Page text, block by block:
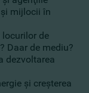
mijlocii în
locurilor de
Daar de mediu?
dezvoltarea
şi creşterea